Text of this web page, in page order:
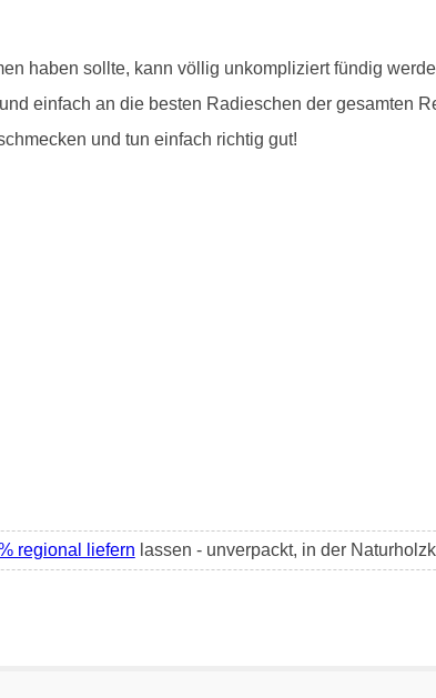
haben sollte, kann völlig unkompliziert fündig
einfach an die besten Radieschen der gesamten
und tun einfach richtig gut!
regional liefern lassen - unverpackt, in der